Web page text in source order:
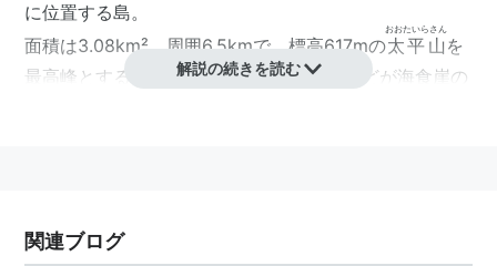
に位置する島。
面積は3.08km²、周囲6.5kmで、標高617mの太平山
おおたいらさん
を
最高峰とする火山島で、島の周囲はほとんどが海食崖の
ものの、各戸に40W電球1個程度の明かりを灯せるくら
解説の続きを読む
関連ブログ